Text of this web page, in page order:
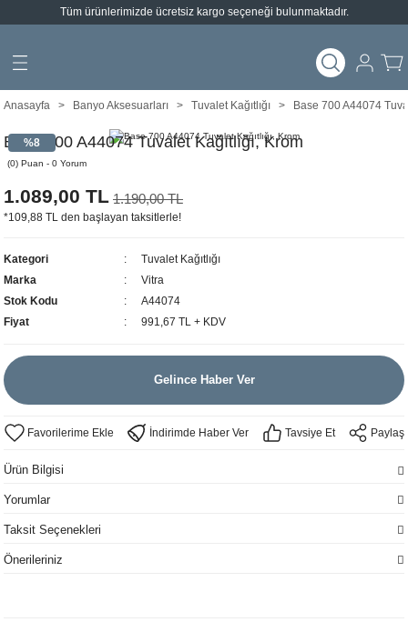
Tüm ürünlerimizde ücretsiz kargo seçeneği bulunmaktadır.
Geri Dön
Geri Dön
Anasayfa Banyo Aksesuarları Tuvalet Kağıtlığı Base 700 A44074
%8
Base 700 A44074 Tuvalet Kağıtlığı, Krom
(0) Puan - 0 Yorum
1.089,00 TL 1.190,00 TL
*109,88 TL den başlayan taksitlerle!
Kategori
Tuvalet Kağıtlığı
Marka
Vitra
Stok Kodu
A44074
Fiyat
991,67 TL + KDV
Gelince Haber Ver
İndirimde Haber Ver Tavsiye Et Paylaş
Ürün Bilgisi
Yorumlar
Taksit Seçenekleri
Önerileriniz